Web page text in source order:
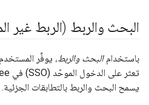
البحث والربط (الربط غير
باستخدامالبحث والربط
يسمح البحث والربط بالتطابقات الجزئية.